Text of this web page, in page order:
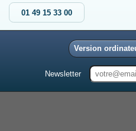
01 49 15 33 00
Version
Newsletter